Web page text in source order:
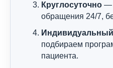
Круглосуточно —
обращения 24/7,
подбираем
пациента.